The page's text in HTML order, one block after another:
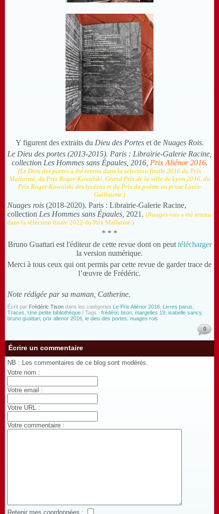
Y figurent des extraits du Dieu des Porteset de Nuages Rois.
Le Dieu des portes (2013-2015). Paris : Librairie-Galerie Racine,
collection Les Hommes sans Épaules, 2016, Prix Aliénor 2016.
(Le Dieu des portes a été retenu dans la sélection finale 2016 du Prix
Mallarmé, du Prix Roger-Kowalski, Grand Prix de la ville de Lyon 2016, du
Prix Roger-Kowalski des lycéens et du Prix du poème en prose Louis-
Guillaume.)
Nuages rois (2018-2020). Paris : Librairie-Galerie Racine,
collection Les Hommes sans Épaules, 2021. (Nuages rois a été retenu
dans la sélection finale 2022 du Prix Mallarmé.)
* * *
Bruno Guattari est l'éditeur de cette revue dont on peut télécharger
la version numérique.
Merci à tous ceux qui ont permis par cette revue de garder trace de
l’œuvre de Frédéric.
Note rédigée par sa maman, Catherine.
Écrit par Frédéric Tison dans les catégories Le Prix Aliénor 2016 Livres parus
Traces Une petite bibliothèque | Tags : frédéric tison margelles 19 isabelle sancy,
bruno guattari prix alienor 2016 le dieu des portes nuages rois
0
Écrire un commentaire
NB : Les commentaires de ce blog sont modérés.
Votre nom :
Votre email :
Votre URL :
Votre commentaire :
Retenir mes coordonnées :